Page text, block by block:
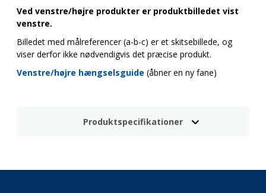
Ved venstre/højre produkter er produktbilledet vist
venstre.
Billedet med målreferencer (a-b-c) er et skitsebillede, og
viser derfor ikke nødvendigvis det præcise produkt.
Venstre/højre hængselsguide (åbner en ny fane)
Produktspecifikationer